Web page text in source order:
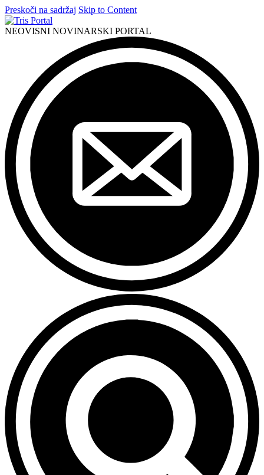
Preskoči na sadržaj Skip to Content
NEOVISNI NOVINARSKI PORTAL